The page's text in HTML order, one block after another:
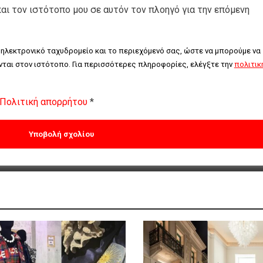
τον ιστότοπο μου σε αυτόν τον πλοηγό για την επόμενη
ταχυδρομείο και το περιεχόμενό σας, ώστε να μπορούμε να
στον ιστότοπο. Για περισσότερες πληροφορίες, ελέγξτε την
απορρήτου *